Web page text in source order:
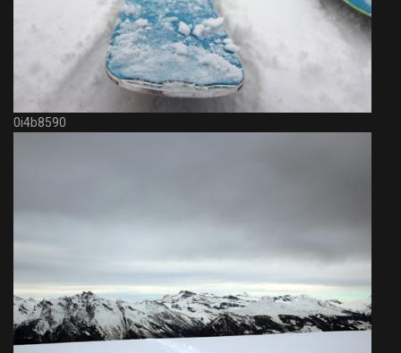
0i4b8590